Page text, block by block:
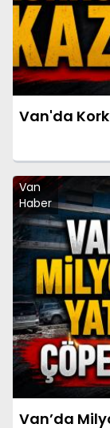
Van'da
Van
Haber
Van’da